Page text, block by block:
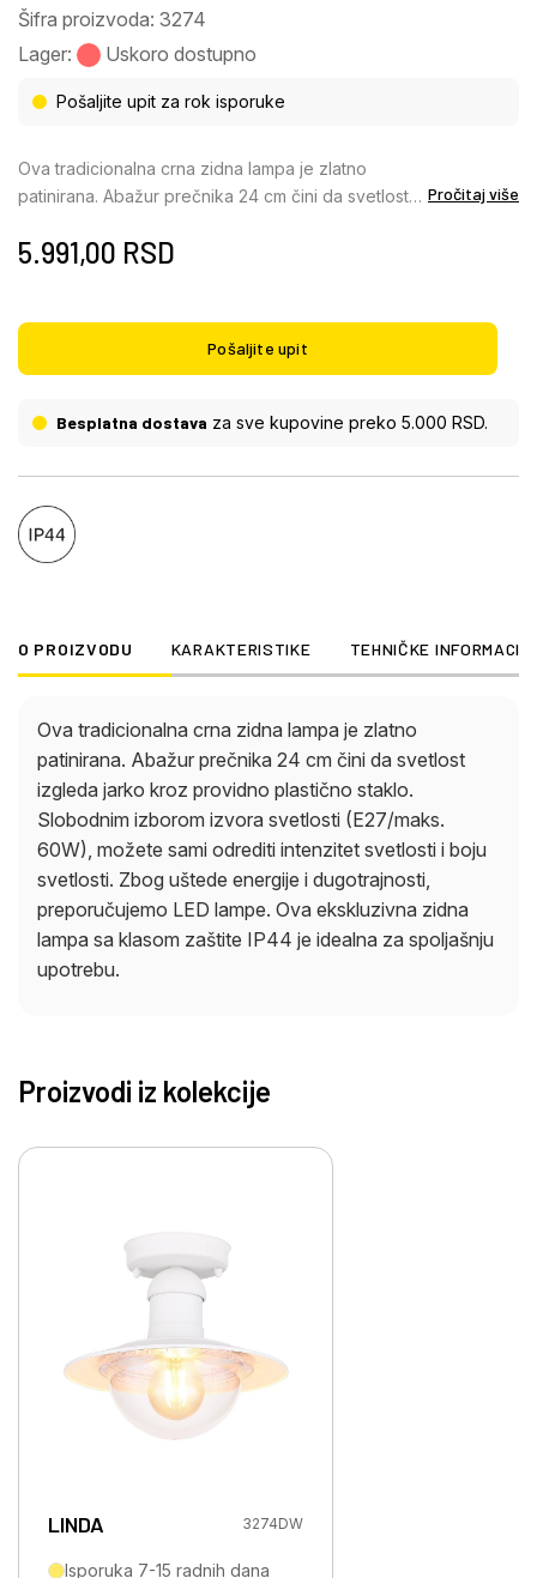
Šifra proizvoda: 3274
Lager:
Uskoro dostupno
Pošaljite upit za rok isporuke
Ova tradicionalna crna zidna lampa je zlatno
patinirana. Abažur prečnika 24 cm čini da svetlost
Slobodnim izborom izvora svetlosti (E27/maks.
preporučujemo LED lampe. Ova ekskluzivna zidna
lampa sa klasom zaštite IP44 je idealna za
Pročitaj više
5.991,00 RSD
Pošaljite upit
Besplatna dostava za sve kupovine preko 5.000 RSD.
O PROIZVODU KARAKTERISTIKE TEHNIČKE
Ova tradicionalna crna zidna lampa je zlatno
patinirana. Abažur prečnika 24 cm čini da svetlost
izgleda jarko kroz providno plastično staklo.
Slobodnim izborom izvora svetlosti (E27/maks.
60W), možete sami odrediti intenzitet svetlosti i boju
svetlosti. Zbog uštede energije i dugotrajnosti,
preporučujemo LED lampe. Ova ekskluzivna zidna
lampa sa klasom zaštite IP44 je idealna za spoljašnju
upotrebu.
Proizvodi iz kolekcije
LINDA 3274DW
Isporuka 7-15 radnih dana